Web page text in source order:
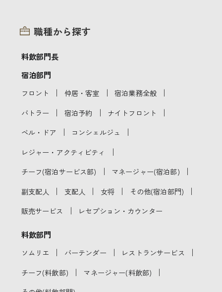
職種から探す
料飲部門長
宿泊部門
フロント ｜ 仲居・客室 ｜ 宿泊業務全般 ｜
バトラー ｜ 宿泊予約 ｜ ナイトフロント ｜
ベル・ドア ｜ コンシェルジュ ｜
レジャー・アクティビティ ｜
チーフ(宿泊サービス部) ｜ マネージャー(宿泊部) ｜
副支配人 ｜ 支配人 ｜ 女将 ｜ その他(宿泊部門) ｜
販売サービス ｜ レセプション・カウンター
料飲部門
ソムリエ ｜ バーテンダー ｜ レストランサービス ｜
チーフ(料飲部) ｜ マネージャー(料飲部) ｜